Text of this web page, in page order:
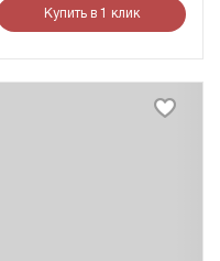
Купить в 1 клик